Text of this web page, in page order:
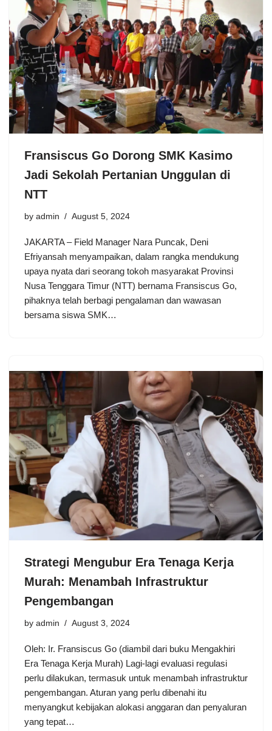
Fransiscus Go Dorong SMK Kasimo
Jadi Sekolah Pertanian Unggulan di
NTT
by admin August 5, 2024
JAKARTA – Field Manager Nara Puncak, Deni
Efriyansah menyampaikan, dalam rangka mendukung
upaya nyata dari seorang tokoh masyarakat Provinsi
Nusa Tenggara Timur (NTT) bernama Fransiscus Go,
pihaknya telah berbagi pengalaman dan wawasan
bersama siswa SMK…
Strategi Mengubur Era Tenaga Kerja
Murah: Menambah Infrastruktur
Pengembangan
by admin August 3, 2024
Oleh: Ir. Fransiscus Go (diambil dari buku Mengakhiri
Era Tenaga Kerja Murah) Lagi-lagi evaluasi regulasi
perlu dilakukan, termasuk untuk menambah infrastruktur
pengembangan. Aturan yang perlu dibenahi itu
menyangkut kebijakan alokasi anggaran dan penyaluran
yang tepat…